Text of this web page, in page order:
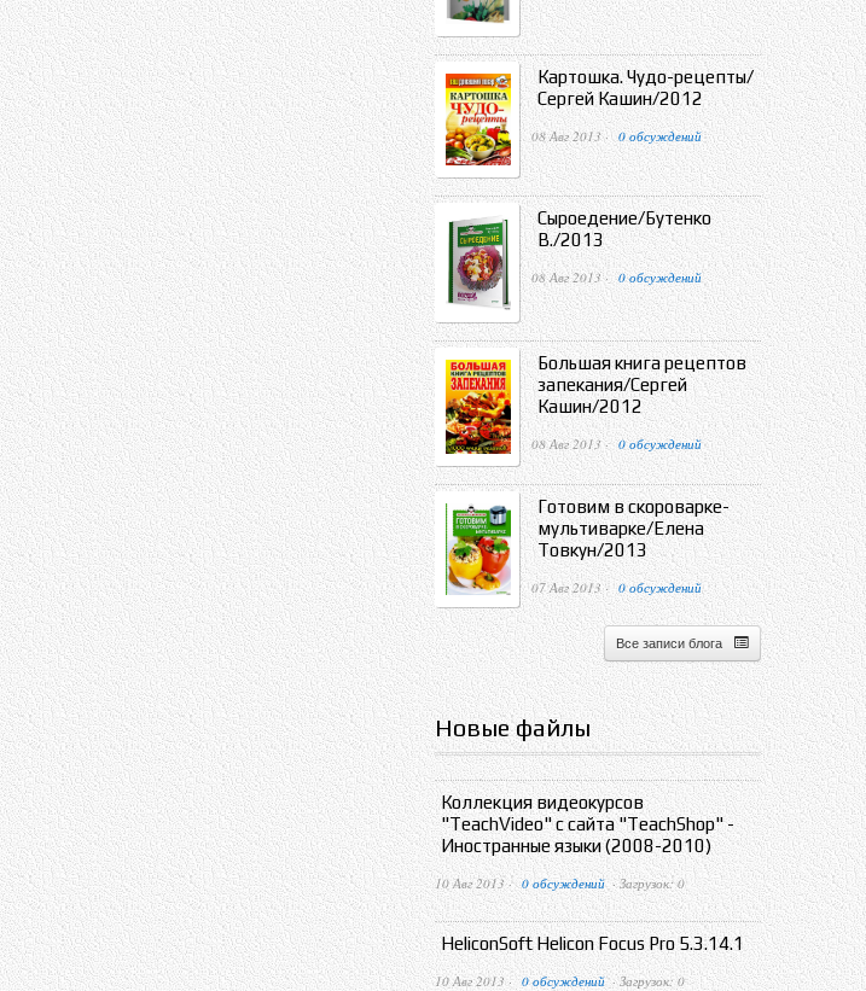
Картошка. Чудо-рецепты/
Сергей Кашин/2012
08 Авг 2013 · 0 обсуждений
Сыроедение/Бутенко
В./2013
08 Авг 2013 · 0 обсуждений
Большая книга рецептов
запекания/Сергей
Кашин/2012
08 Авг 2013 · 0 обсуждений
Готовим в скороварке-
мультиварке/Елена
Товкун/2013
07 Авг 2013 · 0 обсуждений
Все записи блога
Новые файлы
Коллекция видеокурсов
"TeachVideo" с сайта "TeachShop" -
Иностранные языки (2008-2010)
10 Авг 2013 · 0 обсуждений · Загрузок: 0
HeliconSoft Helicon Focus Pro 5.3.14.1
10 Авг 2013 · 0 обсуждений · Загрузок: 0